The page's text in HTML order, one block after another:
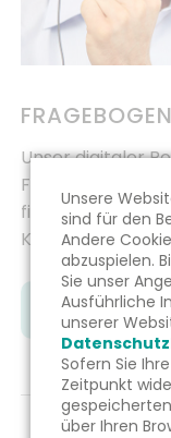
FRAGEBOGEN
Unser digitaler
Fragen damit wir
finden.
Klicken Sie auf
ZUM
Unsere
sind für den
Andere
abzuspielen.
Sie unser
Ausführliche
unserer
Sofern Sie
Zeitpunkt
über Ihren